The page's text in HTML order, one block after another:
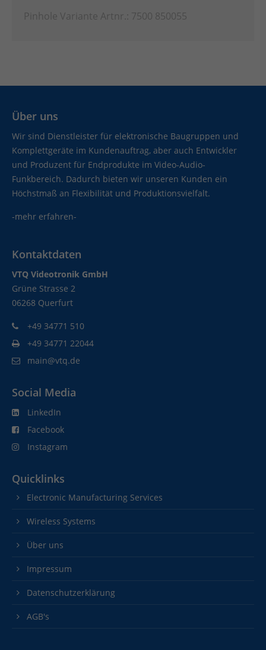
Pinhole Variante Artnr.: 7500 850055
Über uns
Wir sind Dienstleister für elektronische Baugruppen und
Komplettgeräte im Kundenauftrag, aber auch Entwickler
und Produzent für Endprodukte im Video-Audio-
Funkbereich. Dadurch bieten wir unseren Kunden ein
Höchstmaß an Flexibilität und Produktionsvielfalt.
-mehr erfahren-
Kontaktdaten
VTQ Videotronik GmbH
Grüne Strasse 2
06268 Querfurt
+49 34771 510
+49 34771 22044
main@vtq.de
Social Media
LinkedIn
Facebook
Instagram
Quicklinks
Electronic Manufacturing Services
Wireless Systems
Über uns
Impressum
Datenschutzerklärung
AGB's